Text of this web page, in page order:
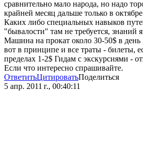
сравнительно мало народа, но надо
крайней месяц дальше только в
Каких либо специальных навыков
"бывалости" там не требуется, знаний
Машина на прокат около 30-50$ в день
вот в принципе и все траты - билеты,
пределах 1-2$ Гидам с экскурсиями -
Если что интересно спрашивайте.
ОтветитьЦитироватьПоделиться
5 апр. 2011 г., 00:40:11